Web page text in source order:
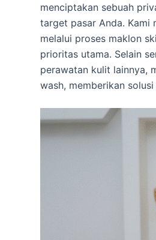
menciptakan sebuah
target pasar Anda. Kami
melalui proses maklon
prioritas utama. Selain
perawatan kulit lainnya,
wash, memberikan